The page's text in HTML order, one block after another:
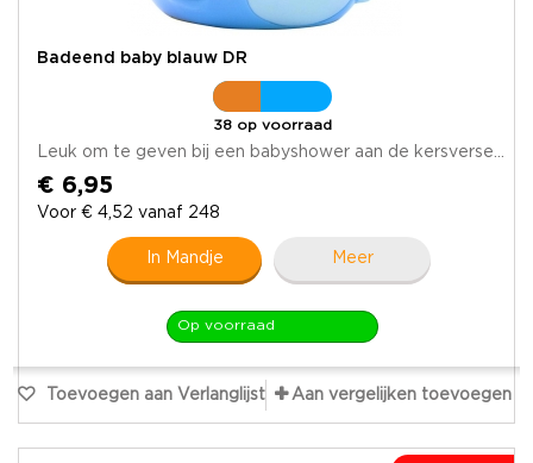
Badeend baby blauw DR
38 op voorraad
Leuk om te geven bij een babyshower aan de kersverse...
€ 6,95
Voor € 4,52 vanaf 248
In Mandje Meer
Op voorraad
Toevoegen aan Verlanglijst Aan vergelijken toevoegen